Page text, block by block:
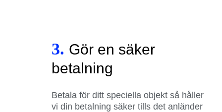
3. Gör en säker
betalning
Betala för ditt speciella objekt så håller
vi din betalning säker tills det anländer